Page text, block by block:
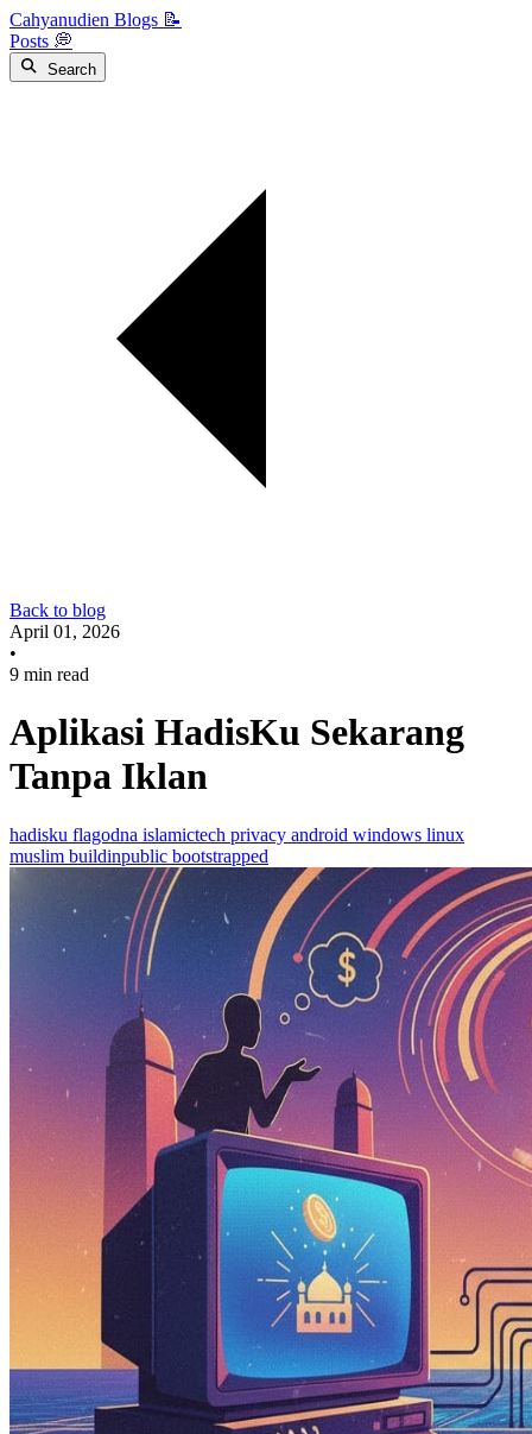
Cahyanudien Blogs 📝
Posts 💭
Search
Back to blog
April 01, 2026
•
9 min read
Aplikasi HadisKu Sekarang
Tanpa Iklan
hadisku flagodna islamictech privacy android windows linux
muslim buildinpublic bootstrapped